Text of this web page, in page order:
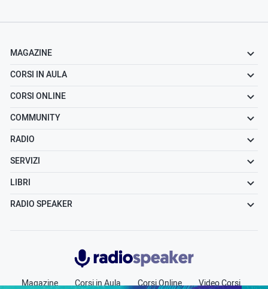
MAGAZINE
CORSI IN AULA
CORSI ONLINE
COMMUNITY
RADIO
SERVIZI
LIBRI
RADIO SPEAKER
Radiospeaker.it
Magazine Corsi in Aula Corsi Online Video Corsi